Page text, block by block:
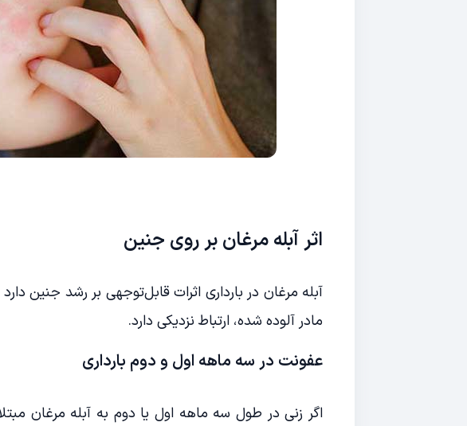
اثر آبله مرغان بر روی جنین
آبله مرغان در بارداری اثرات قابل‌توجهی بر رشد جنین
مادر آلوده شده، ارتباط نزدیکی دارد.
عفونت در سه ماهه اول و دوم بارداری
اگر زنی در طول سه ماهه اول یا دوم به آبله مرغان